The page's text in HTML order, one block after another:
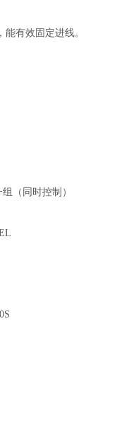
有效固定进线。
（同时控制）